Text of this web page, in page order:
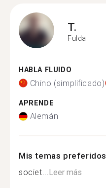
T.
Fulda
HABLA FLUIDO
Chino (simplificado)
APRENDE
Alemán
Mis temas preferidos
societ...Leer más